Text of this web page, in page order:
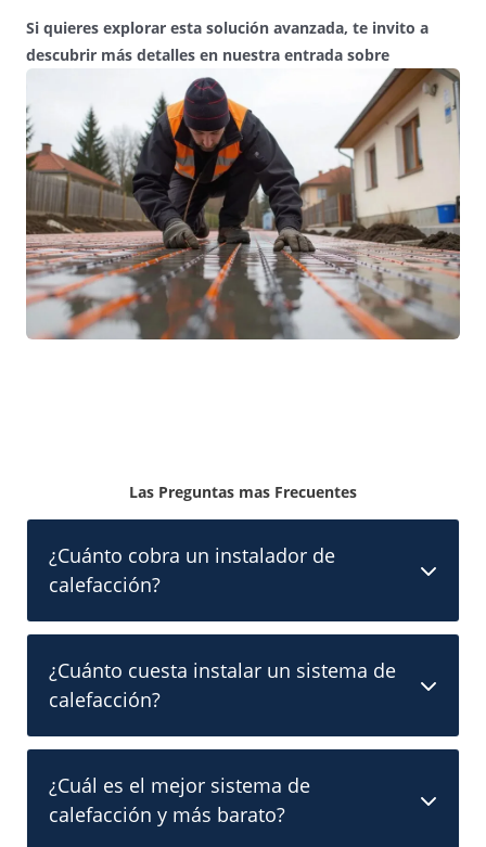
Si quieres explorar esta solución avanzada, te invito a
descubrir más detalles en nuestra entrada sobre
Las Preguntas mas Frecuentes
¿Cuánto cobra un instalador de
calefacción?
¿Cuánto cuesta instalar un sistema de
calefacción?
¿Cuál es el mejor sistema de
calefacción y más barato?